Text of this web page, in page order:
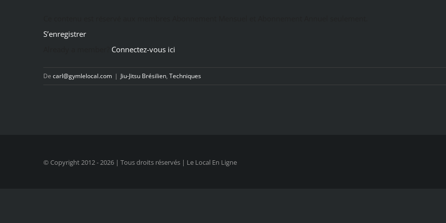
S’enregistrer
Connectez-vous ici
De carl@gymlelocal.com | Jiu-Jitsu Brésilien, Techniques
© Copyright 2012 -2026 | Tous droits réservés | Le Local En Ligne